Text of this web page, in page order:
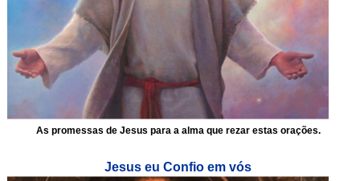
As promessas de Jesus para a alma que rezar estas orações.
Jesus eu Confio em vós